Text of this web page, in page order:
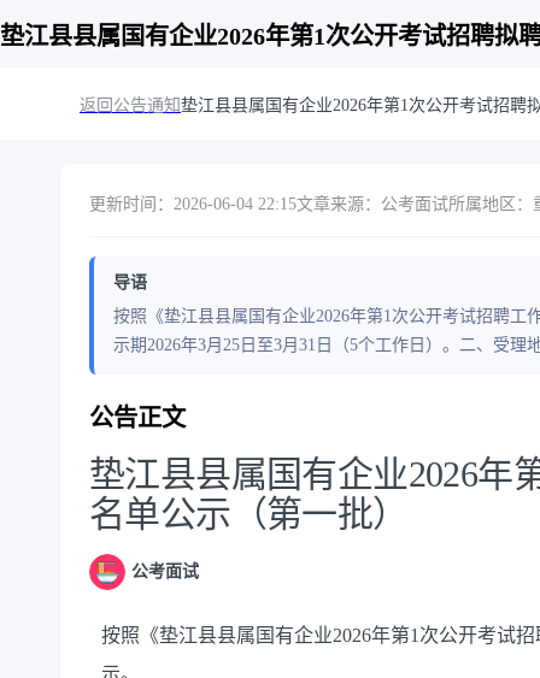
垫江县县属国有企业2026年第1次公开考试招聘拟
返回公告通知垫江县县属国有企业2026年第1次公开考试招聘
更新时间：2026-06-04 22:15文章来源：公考面试所属地区：
导语
按照《垫江县县属国有企业2026年第1次公开考试招聘
示期2026年3月25日至3月31日（5个工作日）。二、受
公告正文
垫江县县属国有企业2026年
名单公示（第一批）
公考面试
按照《垫江县县属国有企业2026年第1次公开考试